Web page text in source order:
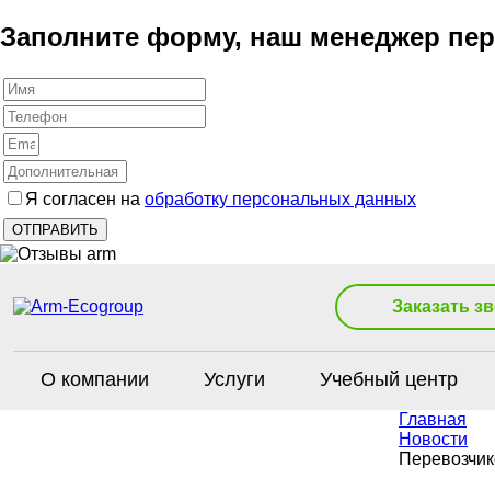
Заполните форму, наш менеджер
Я согласен на обработку персональных данных
Заказать
О компании Услуги Учебный центр
Главная
Новости